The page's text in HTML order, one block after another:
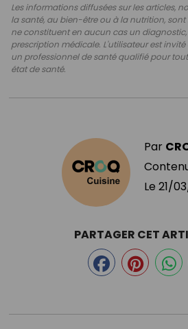
Les informations diffusées sur les articles,
la santé, au bien-être ou à la nutrition,
ne constituent en aucun cas un
prescription médicale. L'utilisateur est
un professionnel de santé qualifié pour
état de santé.
Par
Le 21/
PARTAGER CET